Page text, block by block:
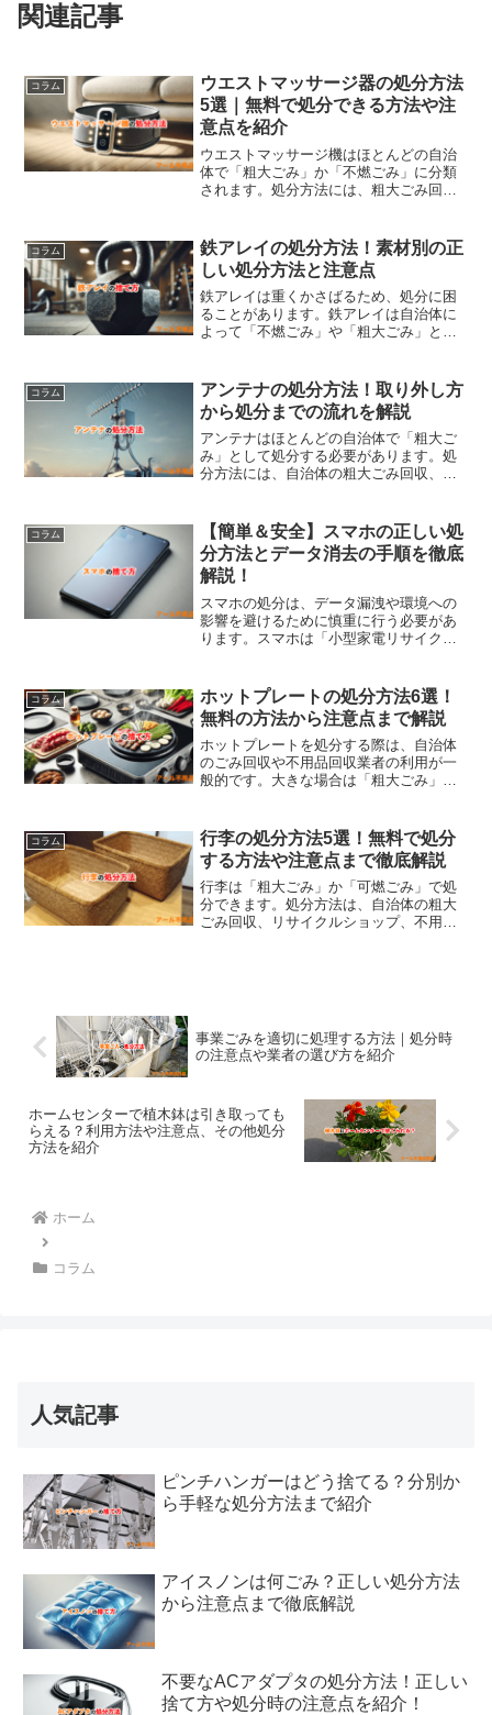
関連記事
コラム
ウエストマッサージ器の処分方法
5選｜無料で処分できる方法や注
意点を紹介
ウエストマッサージ機はほとんどの自治
体で「粗大ごみ」か「不燃ごみ」に分類
されます。処分方法には、粗大ごみ回収
イクルボックスやリサイクルショップで
の処分がおすすめです。リサイクルショ
ップでの売却は、使用感が少ないほど高
価買取してくれる可能性が高いです。
コラム
鉄アレイの処分方法！素材別の正
しい処分方法と注意点
鉄アレイは重くかさばるため、処分に困
ることがあります。鉄アレイは自治体に
よって「不燃ごみ」や「粗大ごみ」とし
オークションでの販売、ジムや施設への
寄付も有効な処分方法です。大きくて運
びにくい場合は、不用品回収業者を利用
すると便利で安全です。不法投棄は違法
なので、適切な処分方法を選びましょ
う。
コラム
アンテナの処分方法！取り外し方
から処分までの流れを解説
アンテナはほとんどの自治体で「粗大ご
み」として処分する必要があります。処
分方法には、自治体の粗大ごみ回収、不
イベントを活用すると費用を抑えられま
す。
コラム
【簡単＆安全】スマホの正しい処
分方法とデータ消去の手順を徹底
解説！
スマホの処分は、データ漏洩や環境への
影響を避けるために慎重に行う必要があ
ります。スマホは「小型家電リサイクル
リアショップや家電量販店での回収、不
要品回収業者の利用、無料回収ボックス
の活用などがあります。処分前には必ず
データを完全に消去し、アカウントの解
除やSIMカードの取り外し、バッテリー
の適切な処理を行いましょう。
コラム
ホットプレートの処分方法6選！
無料の方法から注意点まで解説
ホットプレートを処分する際は、自治体
のごみ回収や不用品回収業者の利用が一
般的です。大きな場合は「粗大ごみ」、
す。また、リサイクルショップやフリマ
アプリでの売却も可能で、無料回収日や
家電量販店の引き取りサービスも活用で
きます。正しい手順で処分し、不法投棄
は避けましょう。
コラム
行李の処分方法5選！無料で処分
する方法や注意点まで徹底解説
行李は「粗大ごみ」か「可燃ごみ」で処
分できます。処分方法は、自治体の粗大
ごみ回収、リサイクルショップ、不用品
ょう。
事業ごみを適切に処理する方法｜処分時
の注意点や業者の選び方を紹介
ホームセンターで植木鉢は引き取っても
らえる？利用方法や注意点、その他処分
方法を紹介
ホーム
コラム
人気記事
ピンチハンガーはどう捨てる？分別か
ら手軽な処分方法まで紹介
アイスノンは何ごみ？正しい処分方法
から注意点まで徹底解説
不要なACアダプタの処分方法！正しい
捨て方や処分時の注意点を紹介！